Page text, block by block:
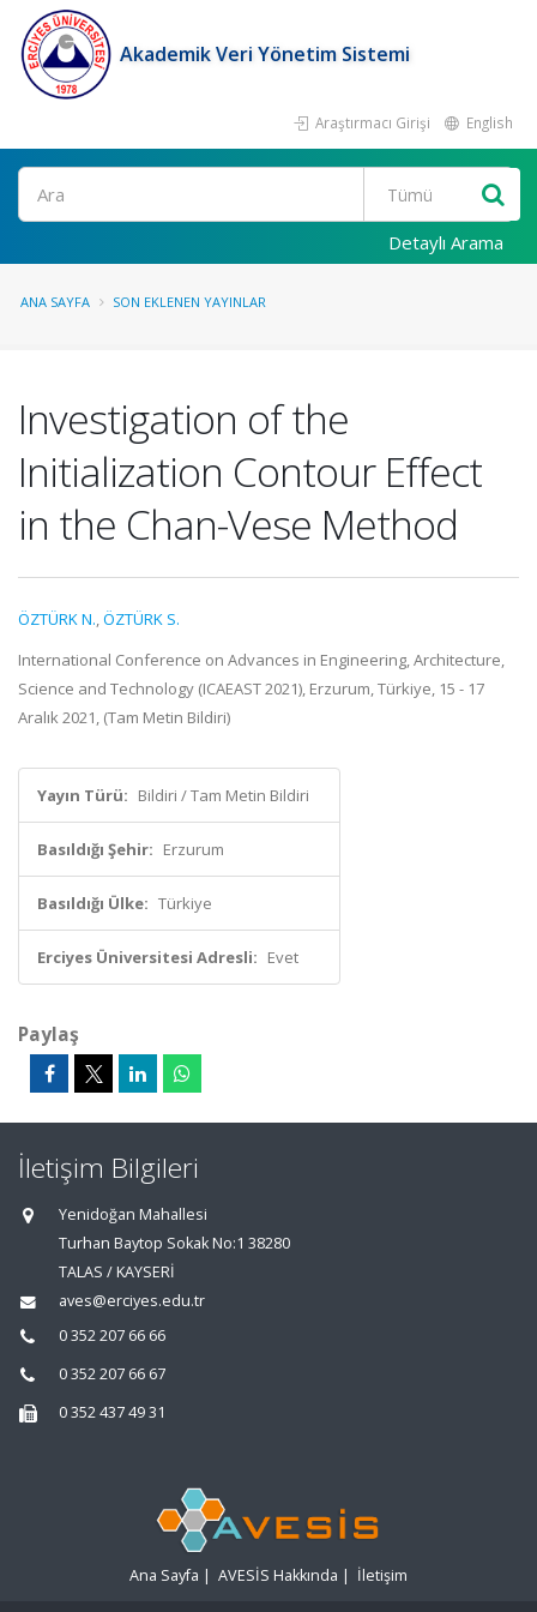
Akademik Veri Yönetim Sistemi
Araştırmacı Girişi English
Ara
Detaylı Arama
ANA SAYFA SON EKLENEN YAYINLAR
Investigation of the
Initialization Contour Effect
in the Chan-Vese Method
ÖZTÜRK N.,ÖZTÜRK S.
International Conference on Advances in Engineering, Architecture,
Science and Technology (ICAEAST 2021), Erzurum, Türkiye, 15 - 17
Aralık 2021, (Tam Metin Bildiri)
Yayın Türü: Bildiri / Tam Metin Bildiri
Basıldığı Şehir: Erzurum
Basıldığı Ülke: Türkiye
Erciyes Üniversitesi Adresli: Evet
Paylaş
İletişim Bilgileri
Yenidoğan Mahallesi
Turhan Baytop Sokak No:1 38280
TALAS / KAYSERİ
aves@erciyes.edu.tr
0 352 207 66 66
0 352 207 66 67
0 352 437 49 31
Ana Sayfa | AVESİS Hakkında | İletişim